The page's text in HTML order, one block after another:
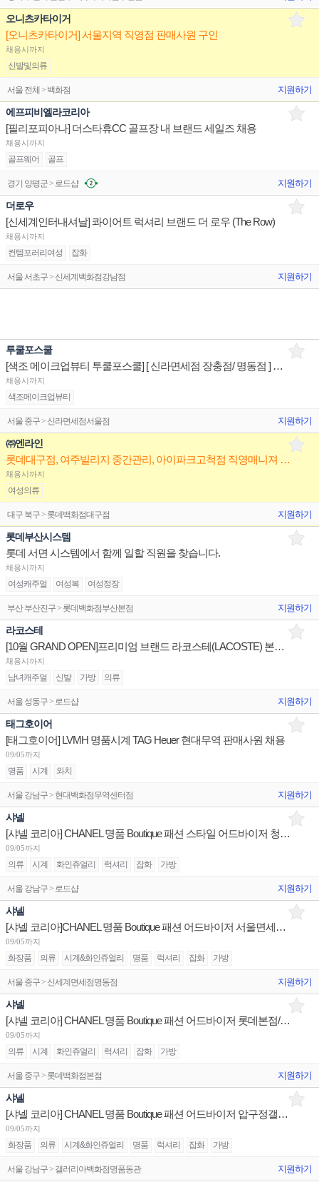
오니츠카타이거
[오니츠카타이거] 서울지역 직영점 판매사원 구인
채용시까지
신발및의류
서울 전체 > 백화점 지원하기
에프피비엘라코리아
[필리포피아나] 더스타휴CC 골프장 내 브랜드 세일즈 채용
채용시까지
골프웨어 골프
경기 양평군 > 로드샵 지원하기
더로우
[신세계인터내셔날] 콰이어트 럭셔리 브랜드 더 로우 (The Row)
채용시까지
컨템포러리여성 잡화
서울 서초구 > 신세계백화점강남점 지원하기
투쿨포스쿨
[색조 메이크업뷰티 투쿨포스쿨] [ 신라면세점 장충점/ 명동점 ] 면세점 매장/유지/관리 판매전문직원
채용시까지
색조메이크업뷰티
서울 중구 > 신라면세점서울점 지원하기
㈜엔라인
롯데대구점, 여주빌리지 중간관리, 아이파크고척점 직영매니져 구인
채용시까지
여성의류
대구 북구 > 롯데백화점대구점 지원하기
롯데부산시스템
롯데 서면 시스템에서 함께 일할 직원을 찾습니다.
채용시까지
여성캐주얼 여성복 여성정장
부산 부산진구 > 롯데백화점부산본점 지원하기
라코스테
[10월 GRAND OPEN]프리미엄 브랜드 라코스테(LACOSTE) 본사직영 성수플래그십 점장/부점장/사원
채용시까지
남녀캐주얼 신발 가방 의류
서울 성동구 > 로드샵 지원하기
태그호이어
[태그호이어] LVMH 명품시계 TAG Heuer 현대무역 판매사원 채용
09/05까지
명품 시계 와치
서울 강남구 > 현대백화점무역센터점 지원하기
샤넬
[샤넬 코리아] CHANEL 명품 Boutique 패션 스타일 어드바이저 청담플래그십 채용
09/05까지
의류 시계 화인쥬얼리 럭셔리 잡화 가방
서울 강남구 > 로드샵 지원하기
샤넬
[샤넬 코리아]CHANEL 명품 Boutique 패션 어드바이저 서울면세점/인천공항T1 면세점 판매사원 채용
09/05까지
화장품 의류 시계&화인쥬얼리 명품 럭셔리 잡화 가방
서울 중구 > 신세계면세점명동점 지원하기
샤넬
[샤넬 코리아] CHANEL 명품 Boutique 패션 어드바이저 롯데본점/잠실월드타워/현대본점 채용
09/05까지
의류 시계 화인쥬얼리 럭셔리 잡화 가방
서울 중구 > 롯데백화점본점 지원하기
샤넬
[샤넬 코리아] CHANEL 명품 Boutique 패션 어드바이저 압구정갤러리아/신세계본점/신세계강남 채용
09/05까지
화장품 의류 시계&화인쥬얼리 명품 럭셔리 잡화 가방
서울 강남구 > 갤러리아백화점명품동관 지원하기